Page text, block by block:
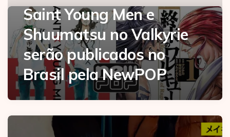
Saint Young Men e
Shuumatsu no Valkyrie
serão publicados no
Brasil pela NewPOP